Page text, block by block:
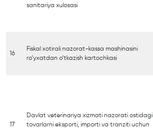
sanitariya xulosasi
16
Fiskal xotirali nazorat-kassa mashinasini
ro‘yxatdan o‘tkazish kartochkasi
17
Davlat veterinariya xizmati nazorati ostidagi
tovarlarni eksporti, importi va tranziti uchun